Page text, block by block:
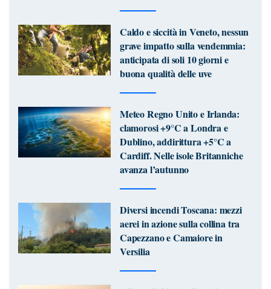
Caldo e siccità in Veneto, nessun
grave impatto sulla vendemmia:
anticipata di soli 10 giorni e
buona qualità delle uve
Meteo Regno Unito e Irlanda:
clamorosi +9°C a Londra e
Dublino, addirittura +5°C a
Cardiff. Nelle isole Britanniche
avanza l’autunno
Diversi incendi Toscana: mezzi
aerei in azione sulla collina tra
Capezzano e Camaiore in
Versilia